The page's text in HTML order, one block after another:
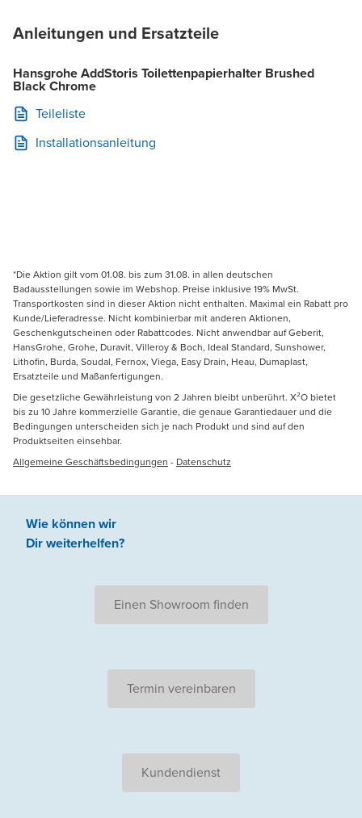
Anleitungen und Ersatzteile
Hansgrohe AddStoris Toilettenpapierhalter Brushed
Black Chrome
Teileliste
Installationsanleitung
*Die Aktion gilt vom 01.08. bis zum 31.08. in allen deutschen
Badausstellungen sowie im Webshop. Preise inklusive 19% MwSt.
Transportkosten sind in dieser Aktion nicht enthalten. Maximal ein Rabatt pro
Kunde/Lieferadresse. Nicht kombinierbar mit anderen Aktionen,
Geschenkgutscheinen oder Rabattcodes. Nicht anwendbar auf Geberit,
HansGrohe, Grohe, Duravit, Villeroy & Boch, Ideal Standard, Sunshower,
Lithofin, Burda, Soudal, Fernox, Viega, Easy Drain, Heau, Dumaplast,
Ersatzteile und Maßanfertigungen.
Die gesetzliche Gewährleistung von 2 Jahren bleibt unberührt. X²O bietet
bis zu 10 Jahre kommerzielle Garantie, die genaue Garantiedauer und die
Bedingungen unterscheiden sich je nach Produkt und sind auf den
Produktseiten einsehbar.
Allgemeine Geschäftsbedingungen - Datenschutz
Wie können wir
Dir weiterhelfen?
Einen Showroom finden
Termin vereinbaren
Kundendienst